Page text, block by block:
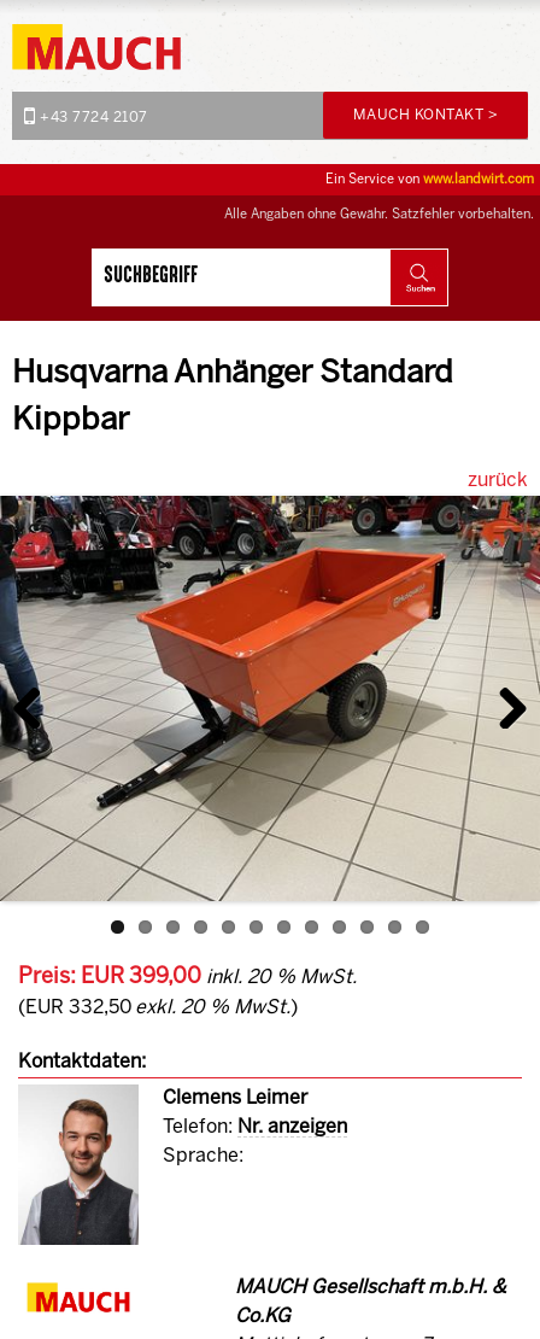
+43 7724 2107 MAUCH KONTAKT >
Alle Angaben ohne Gewähr. Satzfehler vorbehalten.
Ein Service von www.landwirt.com
Husqvarna Anhänger Standard
Kippbar
zurück
Previous
Preis: EUR 399,00 inkl. 20 % MwSt.
(EUR 332,50 exkl. 20 % MwSt.)
Kontaktdaten:
Clemens Leimer
Telefon: Nr. anzeigen
Sprache:
MAUCH Gesellschaft m.b.H. &
Co.KG